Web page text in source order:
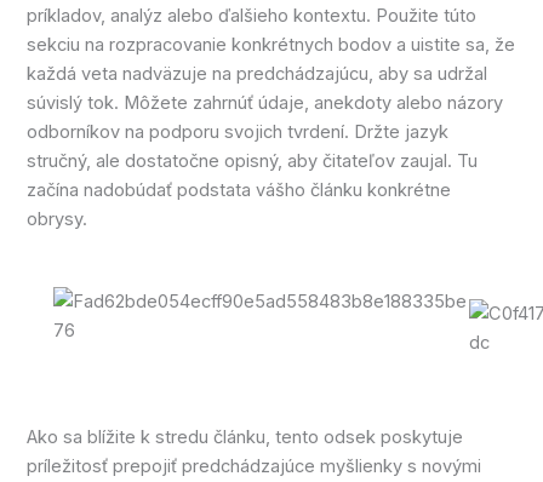
príkladov, analýz alebo ďalšieho kontextu. Použite túto
sekciu na rozpracovanie konkrétnych bodov a uistite sa, že
každá veta nadväzuje na predchádzajúcu, aby sa udržal
súvislý tok. Môžete zahrnúť údaje, anekdoty alebo názory
odborníkov na podporu svojich tvrdení. Držte jazyk
stručný, ale dostatočne opisný, aby čitateľov zaujal. Tu
začína nadobúdať podstata vášho článku konkrétne
obrysy.
Ako sa blížite k stredu článku, tento odsek poskytuje
príležitosť prepojiť predchádzajúce myšlienky s novými